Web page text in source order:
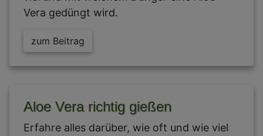
Vera gedüngt wird.
zum Beitrag
Aloe Vera richtig gießen
Erfahre alles darüber, wie oft und wie viel